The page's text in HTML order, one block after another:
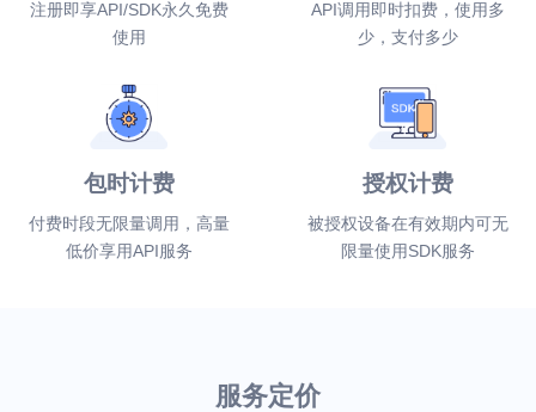
注册即享API/SDK永久免费
使用
API调用即时扣费，使用多
少，支付多少
包时计费
付费时段无限量调用，高量
低价享用API服务
授权计费
被授权设备在有效期内可无
限量使用SDK服务
服务定价